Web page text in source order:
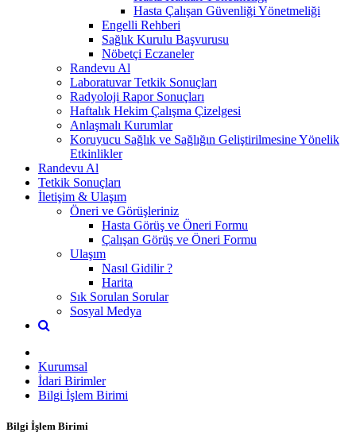
Hasta Çalışan Güvenliği Yönetmeliği
Engelli Rehberi
Sağlık Kurulu Başvurusu
Nöbetçi Eczaneler
Randevu Al
Laboratuvar Tetkik Sonuçları
Radyoloji Rapor Sonuçları
Haftalık Hekim Çalışma Çizelgesi
Anlaşmalı Kurumlar
Koruyucu Sağlık ve Sağlığın Geliştirilmesine Yönelik
Etkinlikler
Randevu Al
Tetkik Sonuçları
İletişim & Ulaşım
Öneri ve Görüşleriniz
Hasta Görüş ve Öneri Formu
Çalışan Görüş ve Öneri Formu
Ulaşım
Nasıl Gidilir ?
Harita
Sık Sorulan Sorular
Sosyal Medya
Kurumsal
İdari Birimler
Bilgi İşlem Birimi
Bilgi İşlem Birimi